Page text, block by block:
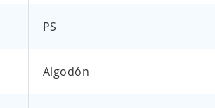
PS
Algodón